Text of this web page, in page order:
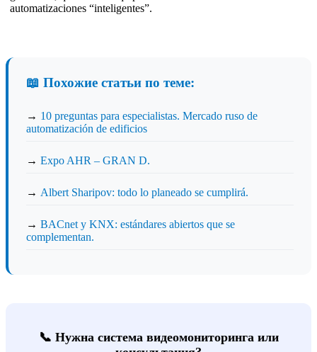
automatizaciones “inteligentes”.
📖 Похожие статьи по теме:
→ 10 preguntas para especialistas. Mercado ruso de
automatización de edificios
→ Expo AHR – GRAN D.
→ Albert Sharipov: todo lo planeado se cumplirá.
→ BACnet y KNX: estándares abiertos que se
complementan.
📞 Нужна система видеомониторинга или